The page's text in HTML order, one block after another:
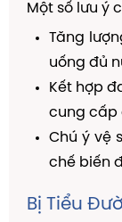
Một số lưu ý
Tăng
uống đủ
Kết hợp
cung cấp
Chú ý vệ
chế biến
Bị Tiểu